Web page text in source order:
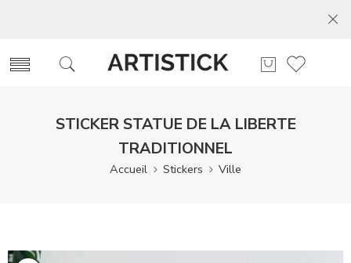
STICKER STATUE DE LA LIBERTE
TRADITIONNEL
Accueil Stickers Ville